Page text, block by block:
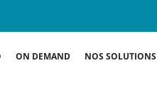
ON DEMAND NOS SOLUTIONS